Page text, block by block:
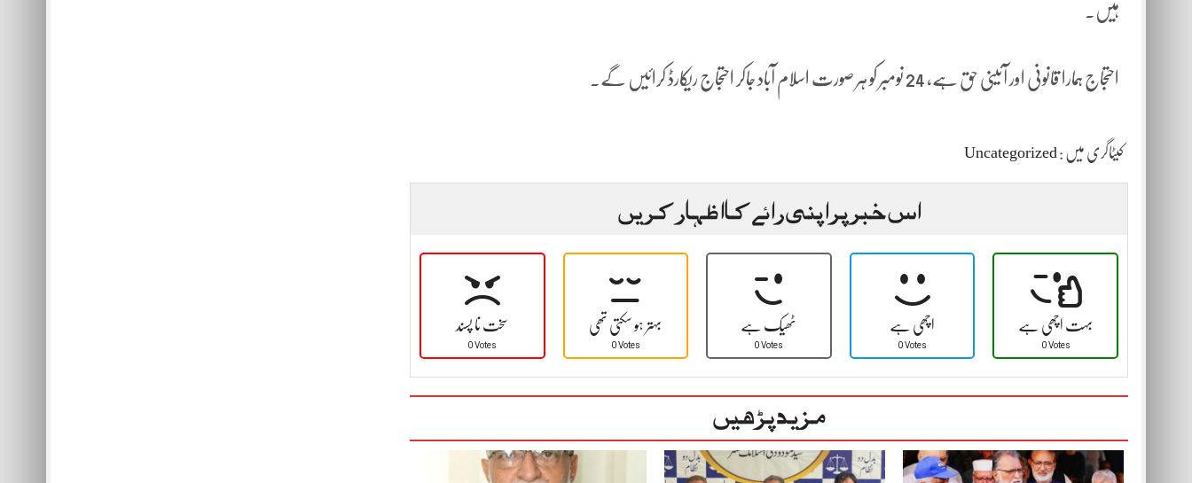
ہیں۔
احتجاج ہمارا قانونی اور آئینی حق ہے، 24 نومبر کو ہر صورت اسلام آباد جاکر احتجاج ریکارڈ کرائیں گے۔
کیٹاگری میں : Uncategorized
اس خبر پر اپنی رائے کا اظہار کریں
سخت نا پسند
0 Votes
بہتر ہو سکتی تھی
0 Votes
ٹھیک ہے
0 Votes
اچھی ہے
0 Votes
بہت اچھی ہے
0 Votes
مزید پڑھیں